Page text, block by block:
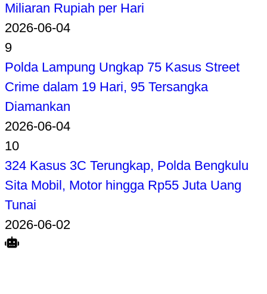
Miliaran Rupiah per Hari
2026-06-04
9
Polda Lampung Ungkap 75 Kasus Street
Crime dalam 19 Hari, 95 Tersangka
Diamankan
2026-06-04
10
324 Kasus 3C Terungkap, Polda Bengkulu
Sita Mobil, Motor hingga Rp55 Juta Uang
Tunai
2026-06-02